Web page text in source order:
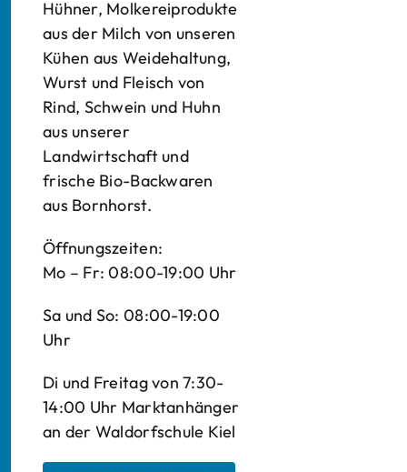
Hühner, Molkereiprodukte
aus der Milch von unseren
Kühen aus Weidehaltung,
Wurst und Fleisch von
Rind, Schwein und Huhn
aus unserer
Landwirtschaft und
frische Bio-Backwaren
aus Bornhorst.
Öffnungszeiten:
Mo – Fr: 08:00-19:00 Uhr
Sa und So: 08:00-19:00
Uhr
Di und Freitag von 7:30-
14:00 Uhr Marktanhänger
an der Waldorfschule Kiel